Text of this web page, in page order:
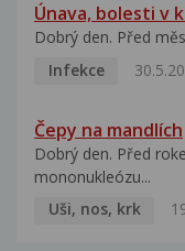
Únava, bolesti v
Dobrý den. Před
Infekce
Čepy na mandlích
Dobrý den. Před
mononukleózu...
Uši, nos, krk